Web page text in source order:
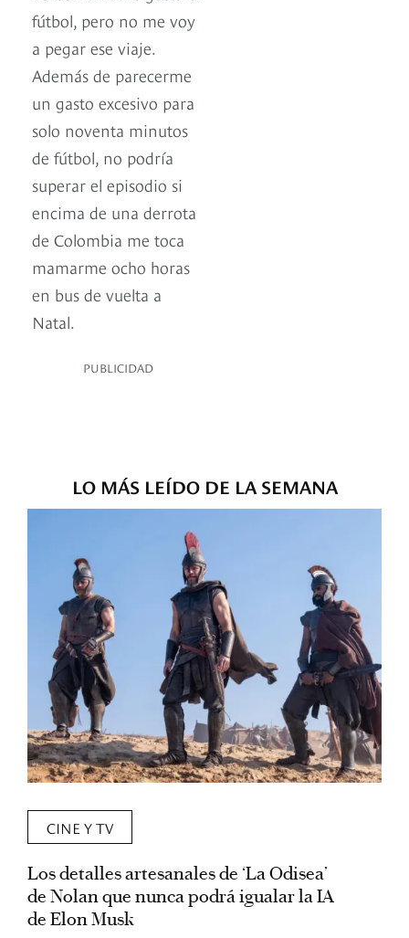
fútbol, pero no me voy
a pegar ese viaje.
Además de parecerme
un gasto excesivo para
solo noventa minutos
de fútbol, no podría
superar el episodio si
encima de una derrota
de Colombia me toca
mamarme ocho horas
en bus de vuelta a
Natal.
PUBLICIDAD
LO MÁS LEÍDO DE LA SEMANA
CINE Y TV
Los detalles artesanales de ‘La Odisea’
de Nolan que nunca podrá igualar la IA
de Elon Musk